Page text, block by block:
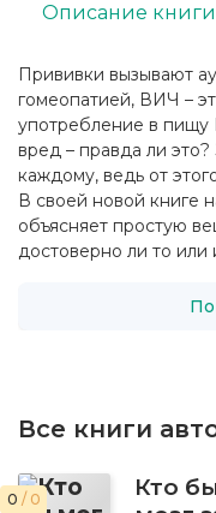
Прививки вызывают
гомеопатией, ВИЧ –
употребление в
вред – правда ли
каждому, ведь от
В своей новой книге
объясняет простую
достоверно ли то или
Описание книги
Все книги
0 / 0
Кто